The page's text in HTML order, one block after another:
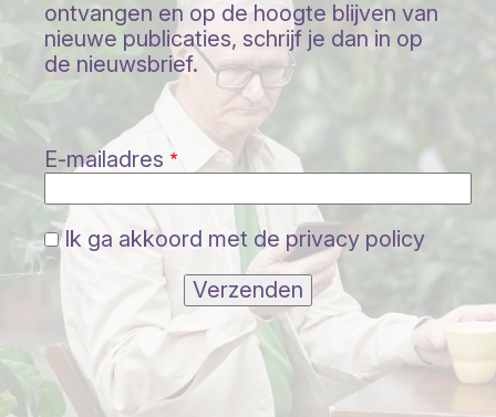
ontvangen en op de hoogte blijven van
nieuwe publicaties, schrijf je dan in op
de nieuwsbrief.
E-mailadres
Ik ga akkoord met de privacy policy
Verzenden